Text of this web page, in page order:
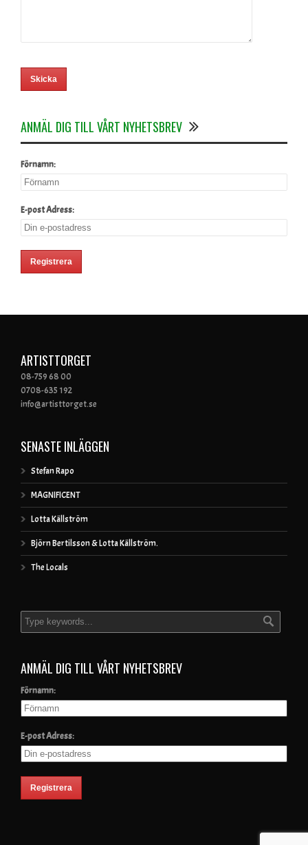
ANMÄL DIG TILL VÅRT NYHETSBREV
Förnamn:
E-post Adress:
ARTISTTORGET
08-759 68 00
0708-635 192
info@artisttorget.se
SENASTE INLÄGGEN
Stefan Rapo
MAGNIFICENT
Lotta Källström
Björn Bertilsson & Lotta Källström.
The Locals
ANMÄL DIG TILL VÅRT NYHETSBREV
Förnamn:
E-post Adress: